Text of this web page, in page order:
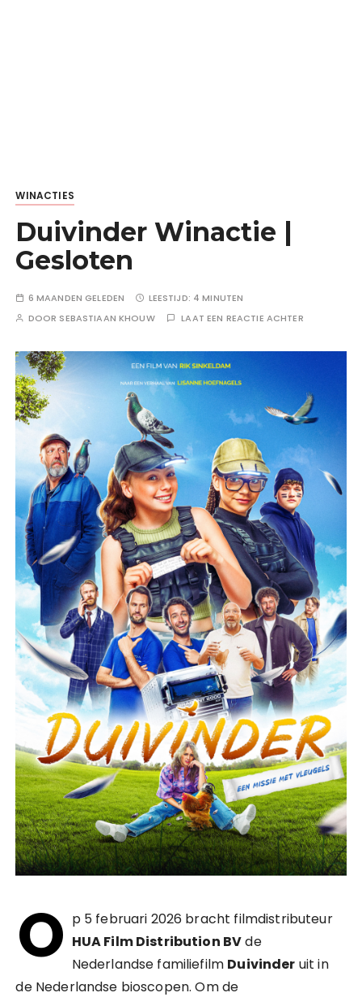
WINACTIES
Duivinder Winactie |
Gesloten
6 MAANDEN GELEDEN LEESTIJD: 4 MINUTEN
DOOR SEBASTIAAN KHOUW LAAT EEN REACTIE ACHTER
O p 5 februari 2026 bracht filmdistributeur
HUA Film Distribution BVde
Nederlandse familiefilm Duivinder uit in
de Nederlandse bioscopen. Om de